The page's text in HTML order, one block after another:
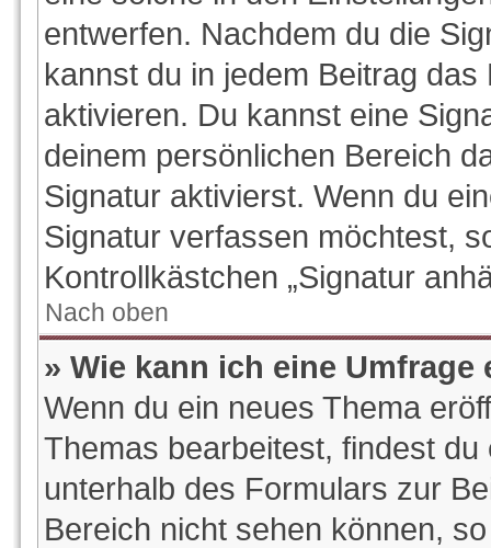
entwerfen. Nachdem du die
kannst du in jedem Beitrag das
aktivieren. Du kannst eine
deinem persönlichen Bereich
Signatur aktivierst. Wenn du
Signatur verfassen möchtest,
Kontrollkästchen „Signatur
Nach oben
» Wie kann ich eine Umfrage
Wenn du ein neues Thema
Themas bearbeitest, findest du
unterhalb des Formulars zur
Bereich nicht sehen können,